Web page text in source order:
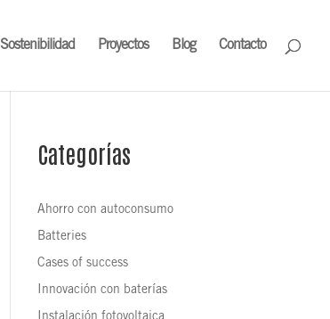
Sostenibilidad Proyectos Blog Contacto
Categorías
Ahorro con autoconsumo
Batteries
Cases of success
Innovación con baterías